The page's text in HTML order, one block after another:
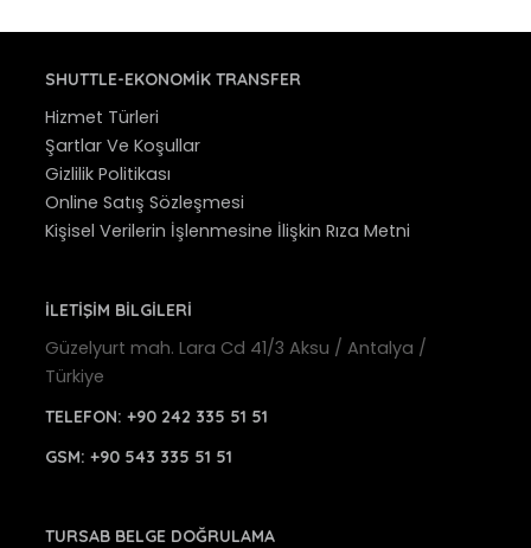
SHUTTLE-EKONOMIK TRANSFER
Hizmet Türleri
Şartlar Ve Koşullar
Gizlilik Politikası
Online Satış Sözleşmesi
Kişisel Verilerin İşlenmesine İlişkin Rıza Metni
İLETİŞİM BİLGİLERİ
Güzelyurt mah. Lara Cd 41/3 Aksu / Antalya /
Türkiye
TELEFON: +90 242 335 51 51
GSM: +90 543 335 51 51
TURSAB BELGE DOĞRULAMA